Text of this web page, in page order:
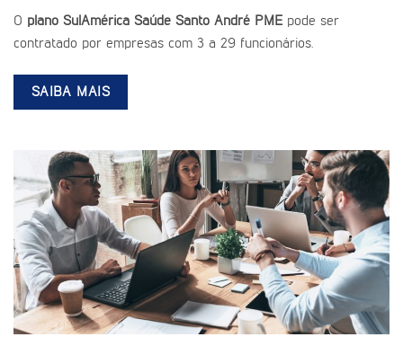
O plano SulAmérica Saúde Santo André PME pode ser
contratado por empresas com 3 a 29 funcionários.
SAIBA MAIS